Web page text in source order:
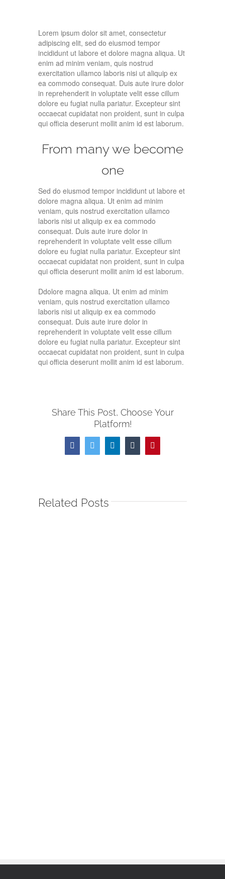
Lorem ipsum dolor sit amet, consectetur
adipiscing elit, sed do eiusmod tempor
incididunt ut labore et dolore magna aliqua. Ut
enim ad minim veniam, quis nostrud
exercitation ullamco laboris nisi ut aliquip ex
ea commodo consequat. Duis aute irure dolor
in reprehenderit in voluptate velit esse cillum
dolore eu fugiat nulla pariatur. Excepteur sint
occaecat cupidatat non proident, sunt in culpa
qui officia deserunt mollit anim id est laborum.
From many we become
one
Sed do eiusmod tempor incididunt ut labore et
dolore magna aliqua. Ut enim ad minim
veniam, quis nostrud exercitation ullamco
laboris nisi ut aliquip ex ea commodo
consequat. Duis aute irure dolor in
reprehenderit in voluptate velit esse cillum
dolore eu fugiat nulla pariatur. Excepteur sint
occaecat cupidatat non proident, sunt in culpa
qui officia deserunt mollit anim id est laborum.
Ddolore magna aliqua. Ut enim ad minim
veniam, quis nostrud exercitation ullamco
laboris nisi ut aliquip ex ea commodo
consequat. Duis aute irure dolor in
reprehenderit in voluptate velit esse cillum
dolore eu fugiat nulla pariatur. Excepteur sint
occaecat cupidatat non proident, sunt in culpa
qui officia deserunt mollit anim id est laborum.
Share This Post, Choose Your
Platform!
FacebookTwitter LinkedInTumblr
Related Posts